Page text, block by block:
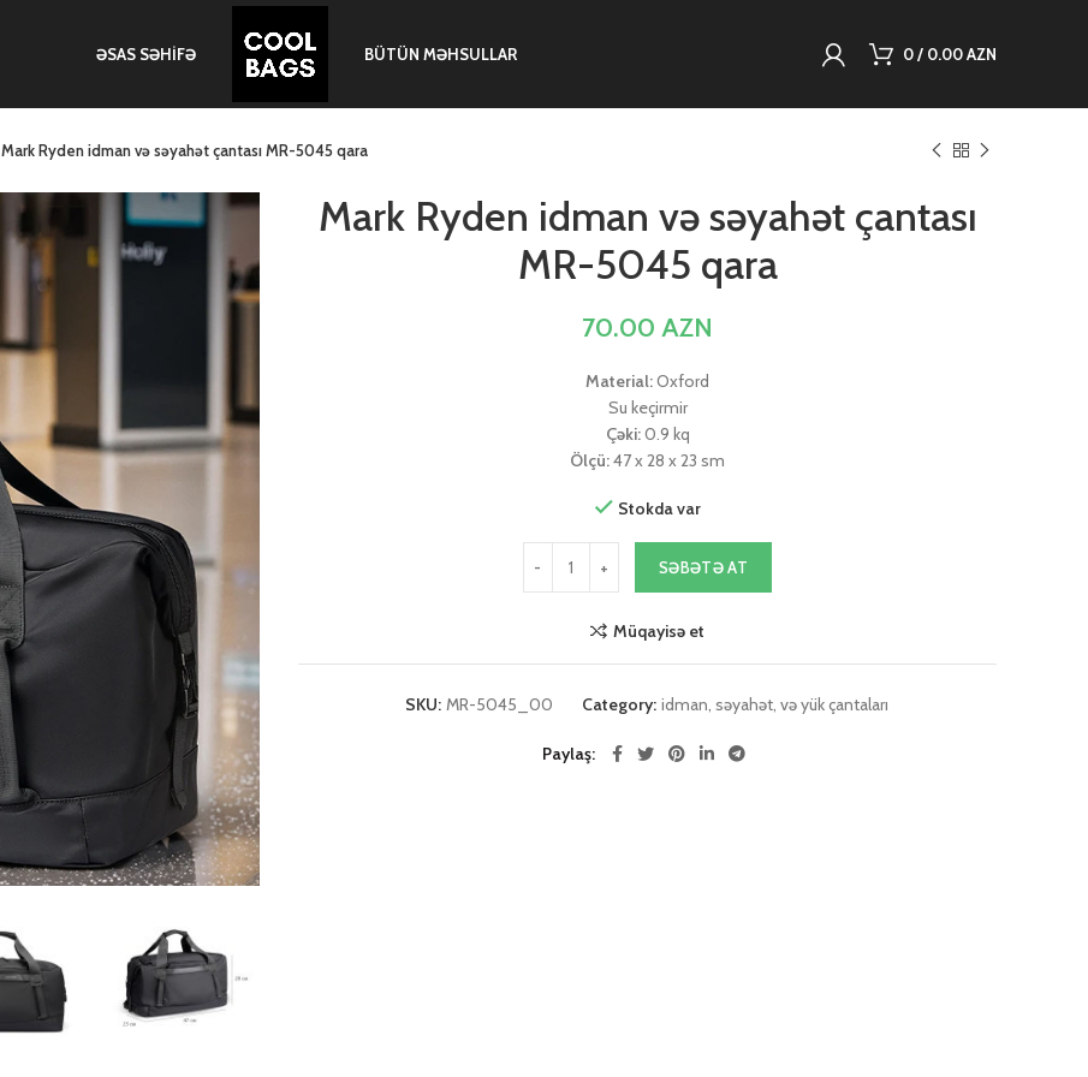
ƏSAS SƏHIFƏ BÜTÜN MƏHSULLAR 0/ 0.00AZN
Mark Ryden idman və səyahət çantası MR-5045 qara
Mark Ryden idman və səyahət çantası
MR-5045 qara
70.00 AZN
Material:Oxford
Su keçirmir
Çəki:0.9 kq
Ölçü:47 x 28 x 23 sm
Stokda var
SƏBƏTƏ AT
Müqayisə et
SKU: MR-5045_00 Category: idman, səyahət, və yük çantaları
Paylaş